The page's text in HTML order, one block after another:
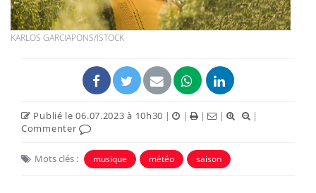
KARLOS GARCIAPONS/ISTOCK
Publié le 06.07.2023 à 10h30 | | | |
|
Commenter
Mots clés : musique météo saison